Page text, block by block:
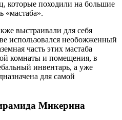
которые походили на большие
«мастаба».
выстраивали для себя
использовался необожженный
часть этих мастаба
комнаты и помещения, в
инвентарь, а уже
для самой
Микерина